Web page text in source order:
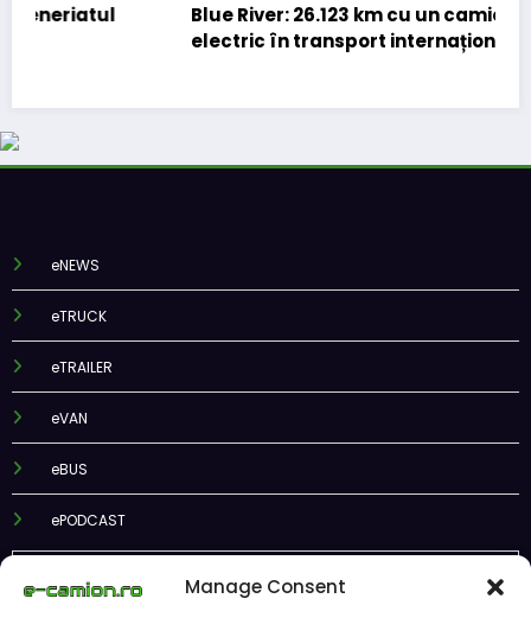
Manage Consent
Blue River: 26.123 km cu un camion 100%
electric în transport internațional
eNEWS
eTRUCK
eTRAILER
eVAN
eBUS
ePODCAST